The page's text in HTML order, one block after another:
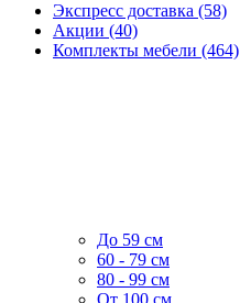
Экспресс доставка (58)
Акции (40)
Комплекты мебели (464)
До 59 см
60 - 79 см
80 - 99 см
От 100 см